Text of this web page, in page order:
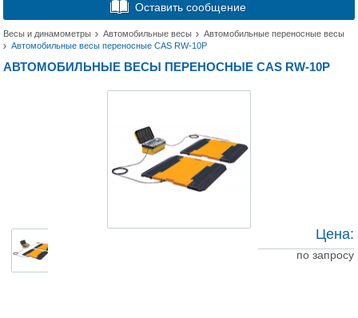
Оставить сообщение
Весы и динамометры Автомобильные весы
Автомобильные переносные весы
Автомобильные весы переносные CAS RW-10P
АВТОМОБИЛЬНЫЕ ВЕСЫ ПЕРЕНОСНЫЕ CAS RW-10P
Цена:
по запросу